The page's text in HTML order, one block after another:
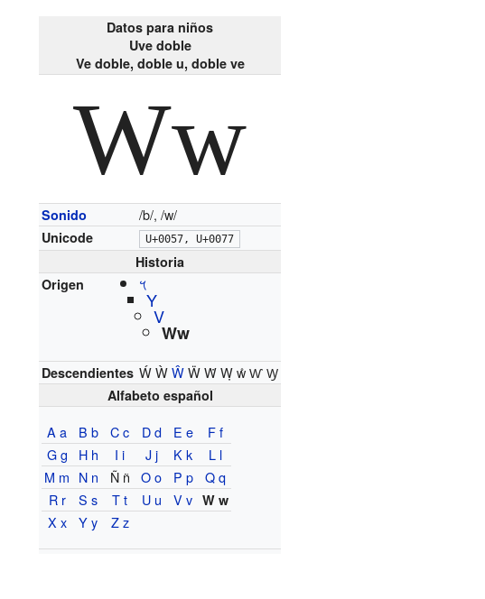
Datos para niños
Uve doble
Ve doble, doble u, doble ve
Ww
Sonido /b/, /w/
Unicode U+0057, U+0077
Historia
Origen
𐤅
Υ
V
Ww
Descendientes Ẃ ẀŴẄ Ẇ Ẉ ẘ Ⱳ Ꝡ
Alfabeto español
A a B b C c D d E e
F f
G g
H h I i J j K k
L l
M m N n Ñ ñ O o P p
Q q
R r
S s T t U u V v W w
X x Y y Z z